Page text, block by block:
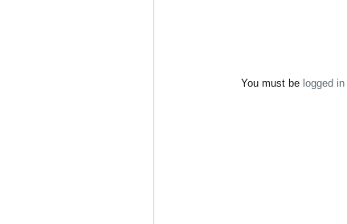
You must be logged in